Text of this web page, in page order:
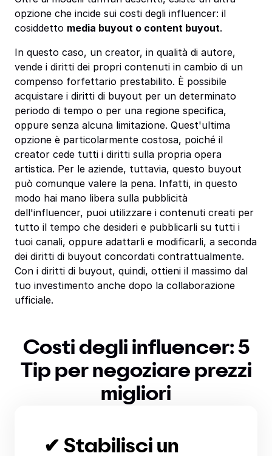
opzione che incide sui costi degli influencer: il
cosiddetto media buyout o content buyout.
In questo caso, un creator, in qualità di autore,
vende i diritti dei propri contenuti in cambio di un
compenso forfettario prestabilito. È possibile
acquistare i diritti di buyout per un determinato
periodo di tempo o per una regione specifica,
oppure senza alcuna limitazione. Quest'ultima
opzione è particolarmente costosa, poiché il
creator cede tutti i diritti sulla propria opera
artistica. Per le aziende, tuttavia, questo buyout
può comunque valere la pena. Infatti, in questo
modo hai mano libera sulla pubblicità
dell'influencer, puoi utilizzare i contenuti creati per
tutto il tempo che desideri e pubblicarli su tutti i
tuoi canali, oppure adattarli e modificarli, a seconda
dei diritti di buyout concordati contrattualmente.
Con i diritti di buyout, quindi, ottieni il massimo dal
tuo investimento anche dopo la collaborazione
ufficiale.
Costi degli influencer: 5
Tip per negoziare prezzi
migliori
✔ Stabilisci un